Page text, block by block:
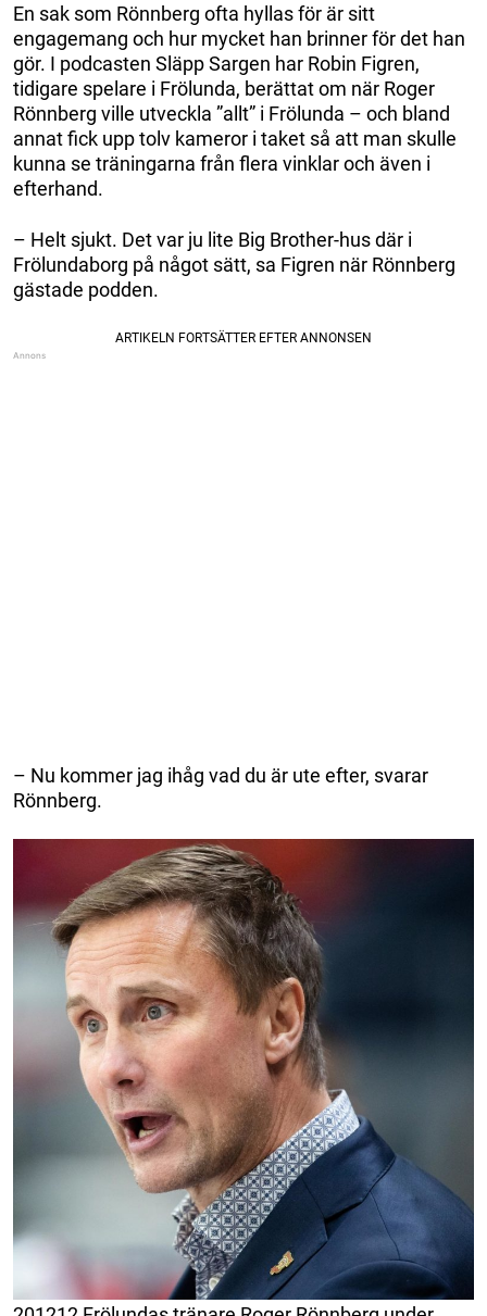
En sak som Rönnberg ofta hyllas för är sitt
engagemang och hur mycket han brinner för det han
gör. I podcasten Släpp Sargen har Robin Figren,
tidigare spelare i Frölunda, berättat om när Roger
Rönnberg ville utveckla ”allt” i Frölunda – och bland
annat fick upp tolv kameror i taket så att man skulle
kunna se träningarna från flera vinklar och även i
efterhand.
– Helt sjukt. Det var ju lite Big Brother-hus där i
Frölundaborg på något sätt, sa Figren när Rönnberg
gästade podden.
– Nu kommer jag ihåg vad du är ute efter, svarar
Rönnberg.